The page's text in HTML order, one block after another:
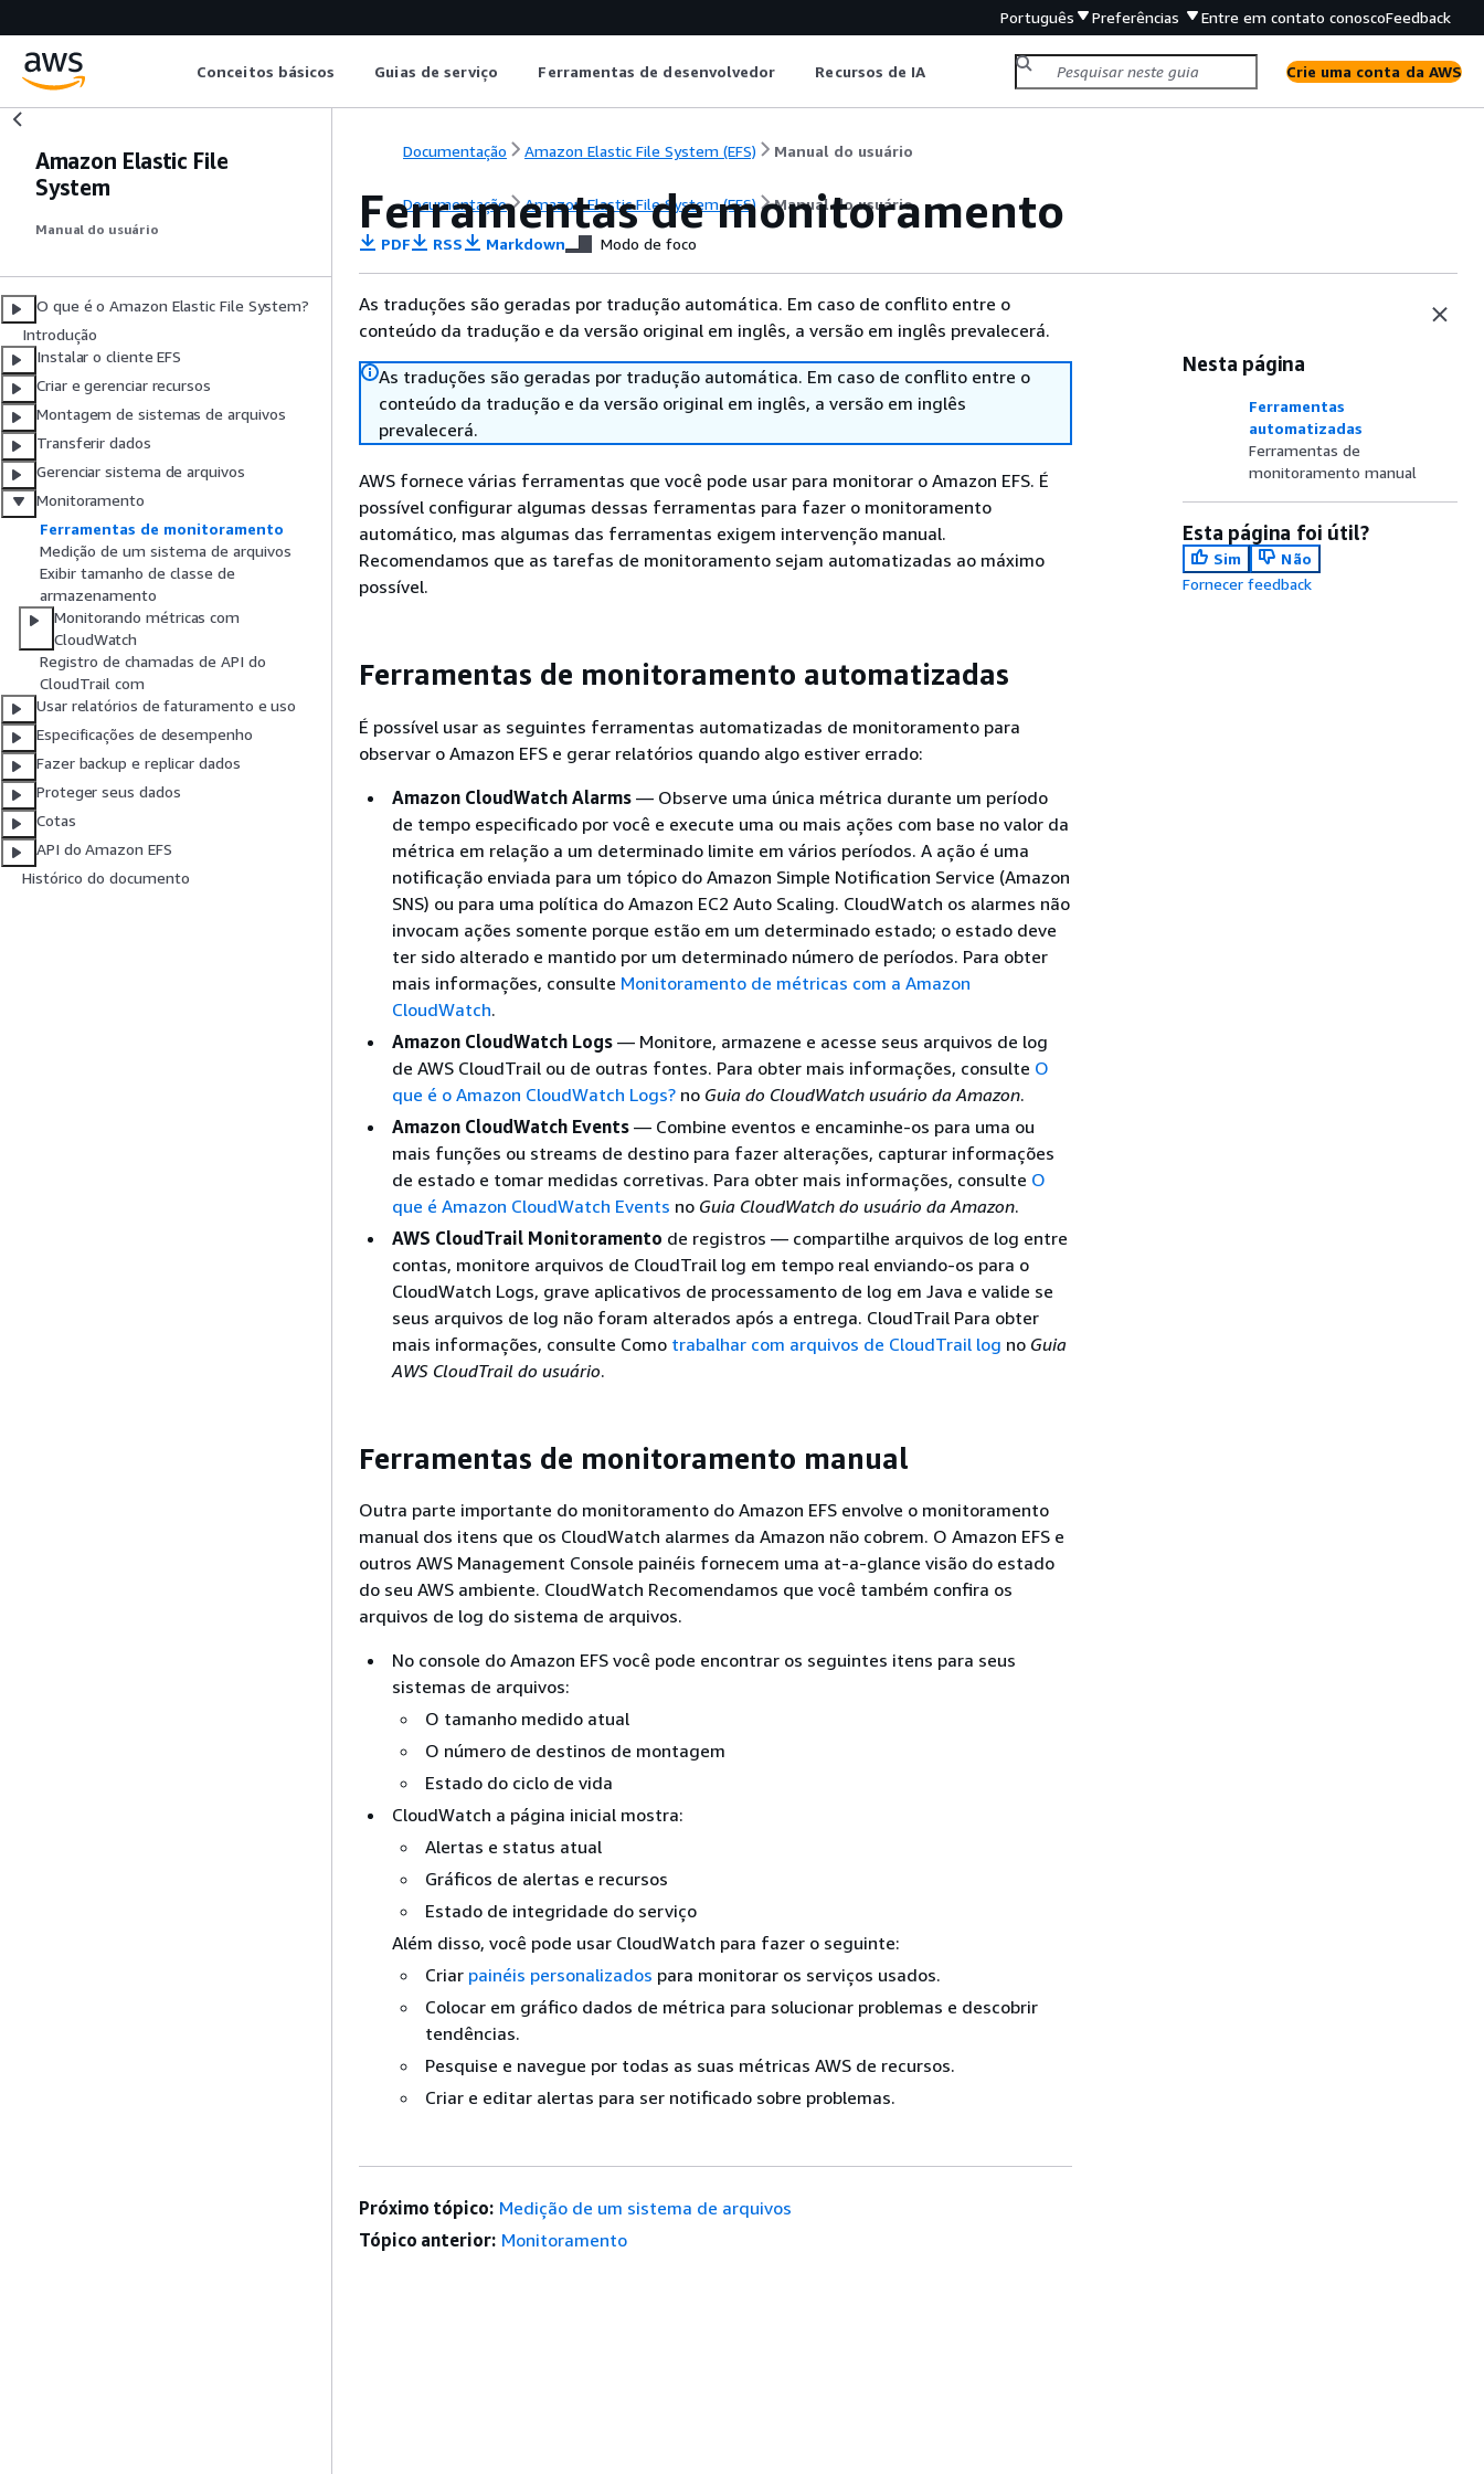
Português Preferências Entre em contato conoscoFeedback
Conceitos básicos Guias de serviço Ferramentas de desenvolvedor Recursos de IA Crie uma conta da AWS
Amazon Elastic File
System
Manual do usuário
O que é o Amazon Elastic File System?
Introdução
Instalar o cliente EFS
Criar e gerenciar recursos
Montagem de sistemas de arquivos
Transferir dados
Gerenciar sistema de arquivos
Monitoramento
Ferramentas de monitoramento
Medição de um sistema de arquivos
Exibir tamanho de classe de
armazenamento
Monitorando métricas com
CloudWatch
Registro de chamadas de API do
CloudTrail com
Usar relatórios de faturamento e uso
Especificações de desempenho
Fazer backup e replicar dados
Proteger seus dados
Cotas
API do Amazon EFS
Histórico do documento
Documentação Amazon Elastic File System (EFS) Manual do usuário
Documentação Amazon Elastic File System (EFS) Manual do usuário
Ferramentas de monitoramento
PDF RSS Markdown Modo de foco
As traduções são geradas por tradução automática. Em caso de conflito entre o
conteúdo da tradução e da versão original em inglês, a versão em inglês prevalecerá.
As traduções são geradas por tradução automática. Em caso de conflito entre o
conteúdo da tradução e da versão original em inglês, a versão em inglês
prevalecerá.
AWS fornece várias ferramentas que você pode usar para monitorar o Amazon EFS. É
possível configurar algumas dessas ferramentas para fazer o monitoramento
automático, mas algumas das ferramentas exigem intervenção manual.
Recomendamos que as tarefas de monitoramento sejam automatizadas ao máximo
possível.
Ferramentas de monitoramento automatizadas
É possível usar as seguintes ferramentas automatizadas de monitoramento para
observar o Amazon EFS e gerar relatórios quando algo estiver errado:
Amazon CloudWatch Alarms — Observe uma única métrica durante um período
de tempo especificado por você e execute uma ou mais ações com base no valor da
métrica em relação a um determinado limite em vários períodos. A ação é uma
notificação enviada para um tópico do Amazon Simple Notification Service (Amazon
SNS) ou para uma política do Amazon EC2 Auto Scaling. CloudWatch os alarmes não
invocam ações somente porque estão em um determinado estado; o estado deve
ter sido alterado e mantido por um determinado número de períodos. Para obter
mais informações, consulte Monitoramento de métricas com a Amazon
CloudWatch.
Amazon CloudWatch Logs — Monitore, armazene e acesse seus arquivos de log
de AWS CloudTrail ou de outras fontes. Para obter mais informações, consulte O
que é o Amazon CloudWatch Logs? no Guia do CloudWatch usuário da Amazon.
Amazon CloudWatch Events — Combine eventos e encaminhe-os para uma ou
mais funções ou streams de destino para fazer alterações, capturar informações
de estado e tomar medidas corretivas. Para obter mais informações, consulte O
que é Amazon CloudWatch Events no Guia CloudWatch do usuário da Amazon.
AWS CloudTrail Monitoramento de registros — compartilhe arquivos de log entre
contas, monitore arquivos de CloudTrail log em tempo real enviando-os para o
CloudWatch Logs, grave aplicativos de processamento de log em Java e valide se
seus arquivos de log não foram alterados após a entrega. CloudTrail Para obter
mais informações, consulte Como trabalhar com arquivos de CloudTrail log no Guia
AWS CloudTrail do usuário.
Ferramentas de monitoramento manual
Outra parte importante do monitoramento do Amazon EFS envolve o monitoramento
manual dos itens que os CloudWatch alarmes da Amazon não cobrem. O Amazon EFS e
outros AWS Management Console painéis fornecem uma at-a-glance visão do estado
do seu AWS ambiente. CloudWatch Recomendamos que você também confira os
arquivos de log do sistema de arquivos.
No console do Amazon EFS você pode encontrar os seguintes itens para seus
sistemas de arquivos:
O tamanho medido atual
O número de destinos de montagem
Estado do ciclo de vida
CloudWatch a página inicial mostra:
Alertas e status atual
Gráficos de alertas e recursos
Estado de integridade do serviço
Além disso, você pode usar CloudWatch para fazer o seguinte:
Criar painéis personalizados para monitorar os serviços usados.
Colocar em gráfico dados de métrica para solucionar problemas e descobrir
tendências.
Pesquise e navegue por todas as suas métricas AWS de recursos.
Criar e editar alertas para ser notificado sobre problemas.
Nesta página
Ferramentas
automatizadas
Ferramentas de
monitoramento manual
Esta página foi útil?
Sim
Não
Fornecer feedback
Próximo tópico: Medição de um sistema de arquivos
Tópico anterior: Monitoramento